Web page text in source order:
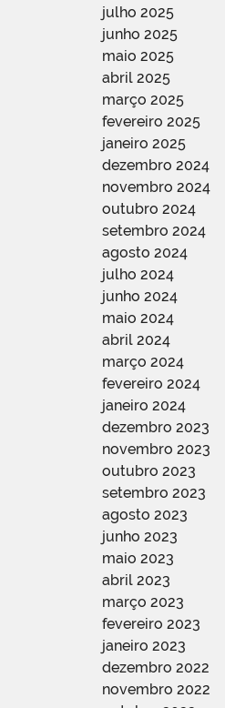
julho 2025
junho 2025
maio 2025
abril 2025
março 2025
fevereiro 2025
janeiro 2025
dezembro 2024
novembro 2024
outubro 2024
setembro 2024
agosto 2024
julho 2024
junho 2024
maio 2024
abril 2024
março 2024
fevereiro 2024
janeiro 2024
dezembro 2023
novembro 2023
outubro 2023
setembro 2023
agosto 2023
junho 2023
maio 2023
abril 2023
março 2023
fevereiro 2023
janeiro 2023
dezembro 2022
novembro 2022